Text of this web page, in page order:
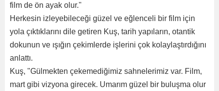
film de ön ayak olur."
Herkesin izleyebileceği güzel ve eğlenceli bir film için
yola çıktıklarını dile getiren Kuş, tarih yapıların, otantik
dokunun ve ışığın çekimlerde işlerini çok kolaylaştırdığını
anlattı.
Kuş, "Gülmekten çekemediğimiz sahnelerimiz var. Film,
mart gibi vizyona girecek. Umarım güzel bir buluşma olur